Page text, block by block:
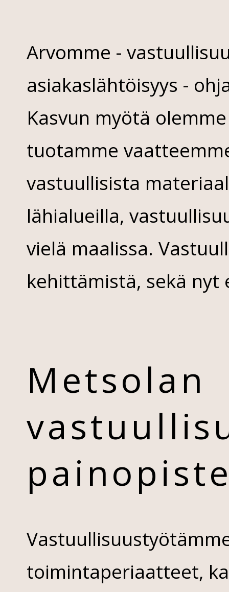
Arvomme -
asiakaslähtöisyys -
Kasvun myötä
tuotamme
vastuullisista
lähialueilla,
vielä maalissa.
kehittämistä, sekä nyt
Metsolan
toimintaperiaatteet,